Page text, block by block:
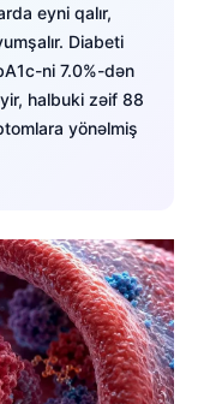
eyni qalır,
Diabeti
ni 7.0%-dən
halbuki zəif 88
yönəlmiş